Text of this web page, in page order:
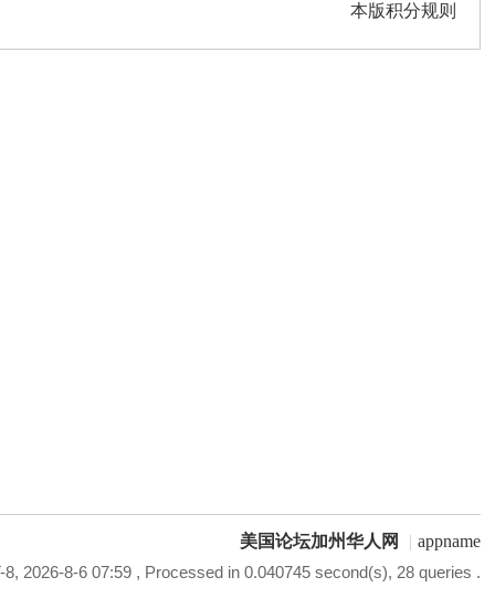
本版积分规则
美国论坛加州华人网 | appname
8, 2026-8-6 07:59, Processed in 0.040745 second(s), 28 queries .